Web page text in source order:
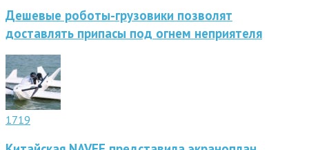
Дешевые роботы-грузовики позволят
доставлять припасы под огнем неприятеля
1719